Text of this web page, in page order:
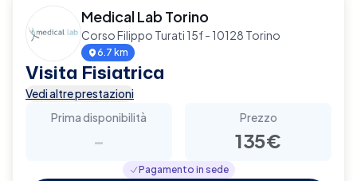
Medical Lab Torino
Corso Filippo Turati 15f - 10128 Torino
6.7 km
Visita Fisiatrica
Vedi altre prestazioni
Prima disponibilità
-
Prezzo
135€
Pagamento in sede